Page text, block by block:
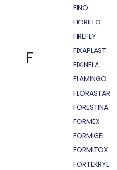
F
FINO
FIORILLO
FIREFLY
FIXAPLAST
FIXINELA
FLAMINGO
FLORASTAR
FORESTINA
FORMEX
FORMIGEL
FORMITOX
FORTEKRYL